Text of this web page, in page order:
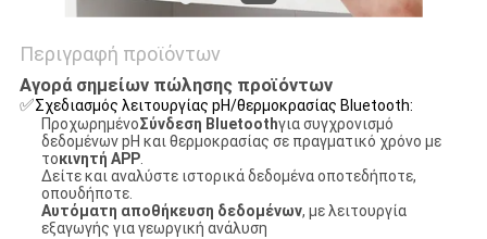
Περιγραφή προϊόντων
Αγορά σημείων πώλησης προϊόντων
✅Σχεδιασμός λειτουργίας pH/θερμοκρασίας Bluetooth:
ΠροχωρημένοΣύνδεση Bluetoothγια συγχρονισμό
δεδομένων pH και θερμοκρασίας σε πραγματικό χρόνο με
τοκινητή APP.
Δείτε και αναλύστε ιστορικά δεδομένα οποτεδήποτε,
οπουδήποτε.
Αυτόματη αποθήκευση δεδομένων, με λειτουργία
εξαγωγής για γεωργική ανάλυση